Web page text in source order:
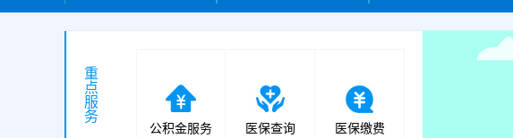
重
点
服
务
公积金服务 医保查询 医保缴费